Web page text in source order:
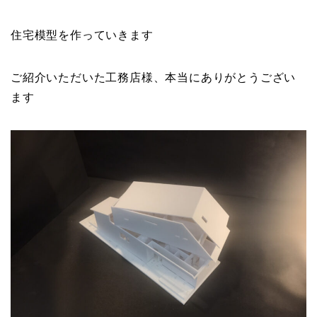
住宅模型を作っていきます
ご紹介いただいた工務店様、本当にありがとうござい
ます